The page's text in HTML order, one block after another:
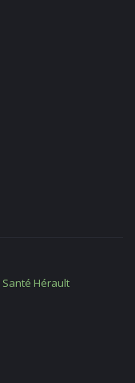
Hérault